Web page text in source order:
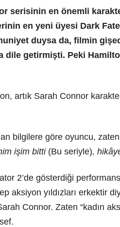
serisinin en önemli
en yeni üyesi Dark
duysa da, filmin
dile getirmişti. Peki
artık Sarah Connor
bilgilere göre oyuncu,
işim bitti (Bu seriyle),
2’de gösterdiği
aksiyon yıldızları
Connor. Zaten “kadın